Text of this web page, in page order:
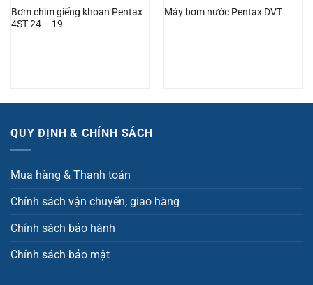
Bơm chìm giếng khoan Pentax
4ST 24 – 19
Máy bơm nước Pentax DVT
QUY ĐỊNH & CHÍNH SÁCH
Mua hàng & Thanh toán
Chính sách vận chuyển, giao hàng
Chính sách bảo hành
Chính sách bảo mật